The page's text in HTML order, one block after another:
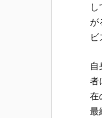
が
者
在
最